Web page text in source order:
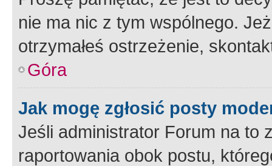
nie ma nic z tym wspólnego.
otrzymałeś ostrzeżenie,
Góra
Jak mogę zgłosić posty
Jeśli administrator Forum na to
raportowania obok postu,